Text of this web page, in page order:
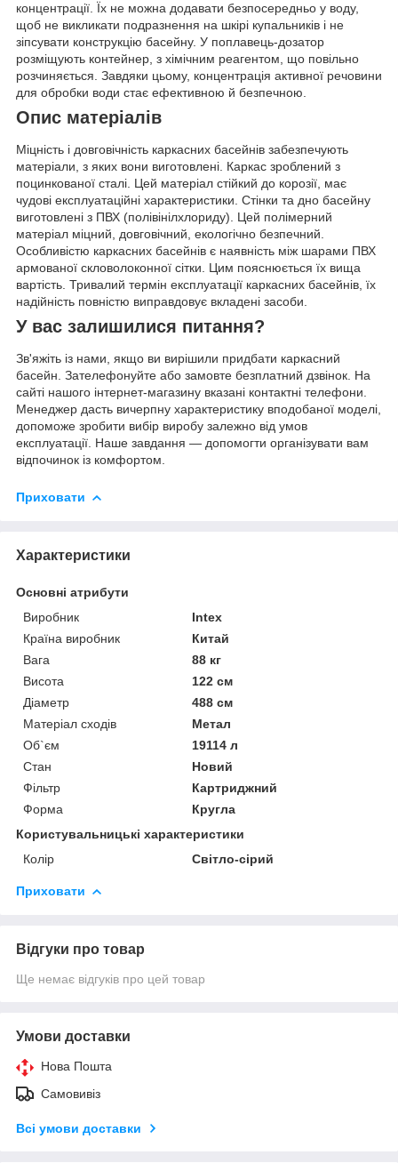
концентрації. Їх не можна додавати безпосередньо у воду,
щоб не викликати подразнення на шкірі купальників і не
зіпсувати конструкцію басейну. У поплавець-дозатор
розміщують контейнер, з хімічним реагентом, що повільно
розчиняється. Завдяки цьому, концентрація активної речовини
для обробки води стає ефективною й безпечною.
Опис матеріалів
Міцність і довговічність каркасних басейнів забезпечують
матеріали, з яких вони виготовлені. Каркас зроблений з
поцинкованої сталі. Цей матеріал стійкий до корозії, має
чудові експлуатаційні характеристики. Стінки та дно басейну
виготовлені з ПВХ (полівінілхлориду). Цей полімерний
матеріал міцний, довговічний, екологічно безпечний.
Особливістю каркасних басейнів є наявність між шарами ПВХ
армованої скловолоконної сітки. Цим пояснюється їх вища
вартість. Тривалий термін експлуатації каркасних басейнів, їх
надійність повністю виправдовує вкладені засоби.
У вас залишилися питання?
Зв'яжіть із нами, якщо ви вирішили придбати каркасний
басейн. Зателефонуйте або замовте безплатний дзвінок. На
сайті нашого інтернет-магазину вказані контактні телефони.
Менеджер дасть вичерпну характеристику вподобаної моделі,
допоможе зробити вибір виробу залежно від умов
експлуатації. Наше завдання — допомогти організувати вам
відпочинок із комфортом.
Приховати
Характеристики
Основні атрибути
Виробник
Intex
Країна виробник
Китай
Вага
88 кг
Висота
122 см
Діаметр
488 см
Матеріал сходів
Метал
Об`єм
19114 л
Стан
Новий
Фільтр
Картриджний
Форма
Кругла
Користувальницькі характеристики
Колір
Світло-сірий
Приховати
Відгуки про товар
Ще немає відгуків про цей товар
Умови доставки
Нова Пошта
Самовивіз
Всі умови доставки